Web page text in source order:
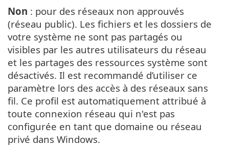
Non : pour des réseaux non approuvés
(réseau public). Les fichiers et les dossiers de
votre système ne sont pas partagés ou
visibles par les autres utilisateurs du réseau
et les partages des ressources système sont
désactivés. Il est recommandé d’utiliser ce
paramètre lors des accès à des réseaux sans
fil. Ce profil est automatiquement attribué à
toute connexion réseau qui n'est pas
configurée en tant que domaine ou réseau
privé dans Windows.